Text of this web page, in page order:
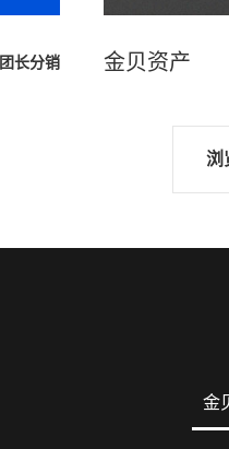
团长分销 金贝资产
浏
金